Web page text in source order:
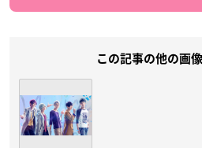
この記事の他の画